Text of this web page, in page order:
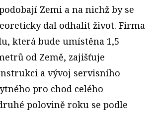
Zemi a na nichž by se
dal odhalit život. Firma
která bude umístěna 1,5
od Země, zajišťuje
a vývoj servisního
pro chod celého
polovině roku se podle